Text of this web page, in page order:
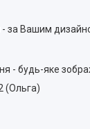
за Вашим
- будь-яке
(Ольга)